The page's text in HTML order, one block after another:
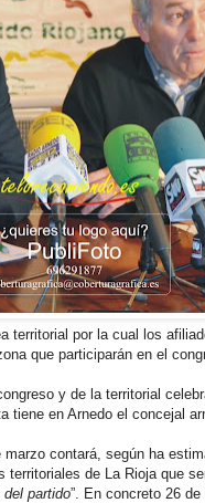
territorial por la cual los
que participarán en el
y de la territorial
tiene en Arnedo el concejal
contará, según ha
de La Rioja que
partido”. En concreto 26